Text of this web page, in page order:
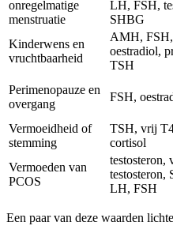
onregelmatige
menstruatie
LH, FSH,
SHBG
Kinderwens en
vruchtbaarheid
AMH,
oestradiol,
TSH
Perimenopauze en
overgang
FSH,
Vermoeidheid of
stemming
TSH, vrij
cortisol
Vermoeden van
PCOS
testosteron,
testosteron,
LH, FSH
Een paar van deze waarden